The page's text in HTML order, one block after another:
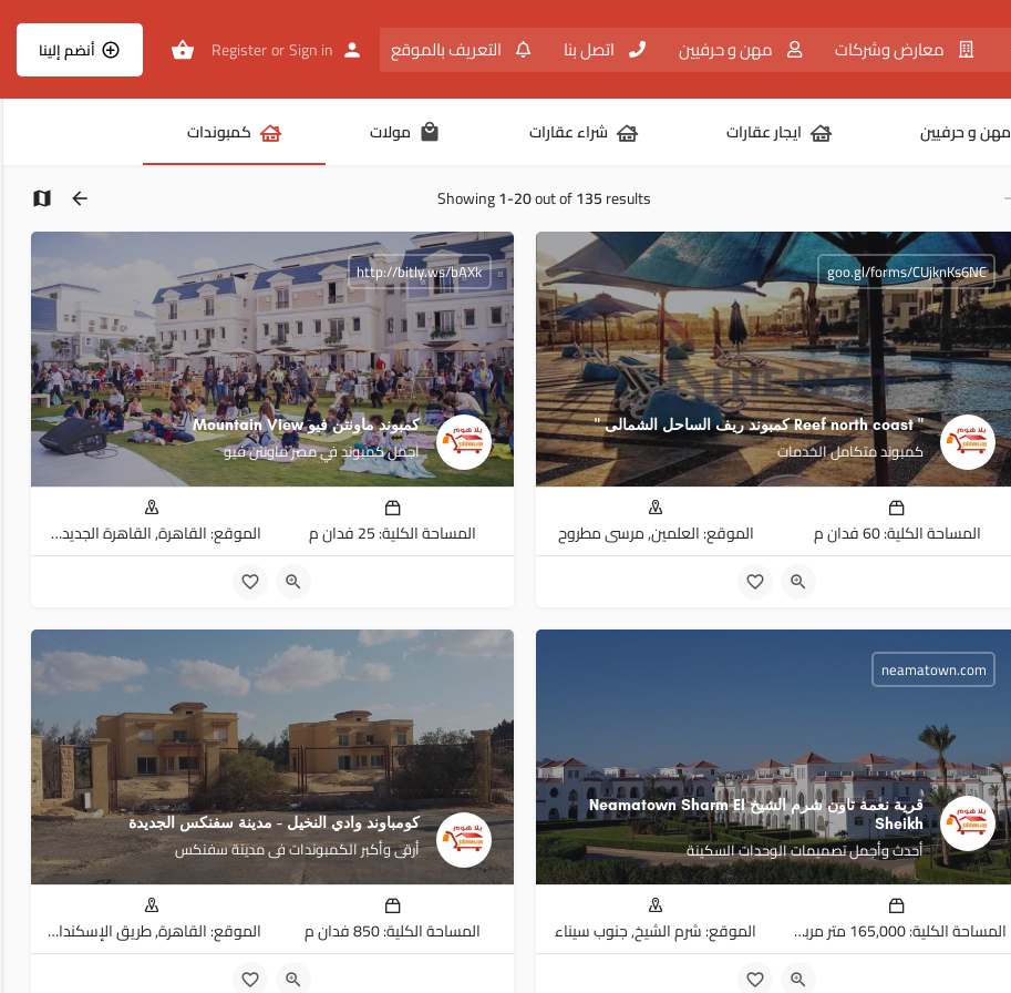
معارض وشركات مهن و حرفيين اتصل بنا التعريف بالموقع Sign in
or
Register أنضم إلينا
مهن و حرفيين ايجار عقارات شراء عقارات مولات كمبوندات
Showing1-20out of135results
" Reef north coast كمبوند ريف الساحل الشمالى ‏"
كمبوند متكامل الخدمات
goo.gl/forms/CUjknKs6NC
المساحة الكلية: 60 فدان م الموقع: العلمين, مرسى مطروح
كمبوند ماونتن فيو Mountain View
اجمل كمبوند في مصر ماونتن فيو
http://bitly.ws/bAXk
المساحة الكلية: 25 فدان م الموقع: القاهرة, القاهرة الجديدة, التجمع الخامس
قرية نعمة تاون شرم الشيخ Neamatown Sharm El
Sheikh
أحدث وأجمل تصميمات الوحدات السكينة
neamatown.com
المساحة الكلية: 165,000 متر مربع م الموقع: شرم الشيخ, جنوب سيناء
كومباوند وادي النخيل - مدينة سفنكس الجديدة
أرقى وأكبر الكمبوندات فى مدينة سفنكس
المساحة الكلية: 850 فدان م الموقع: القاهرة, طريق الإسكندارية الصحراوي
16
2